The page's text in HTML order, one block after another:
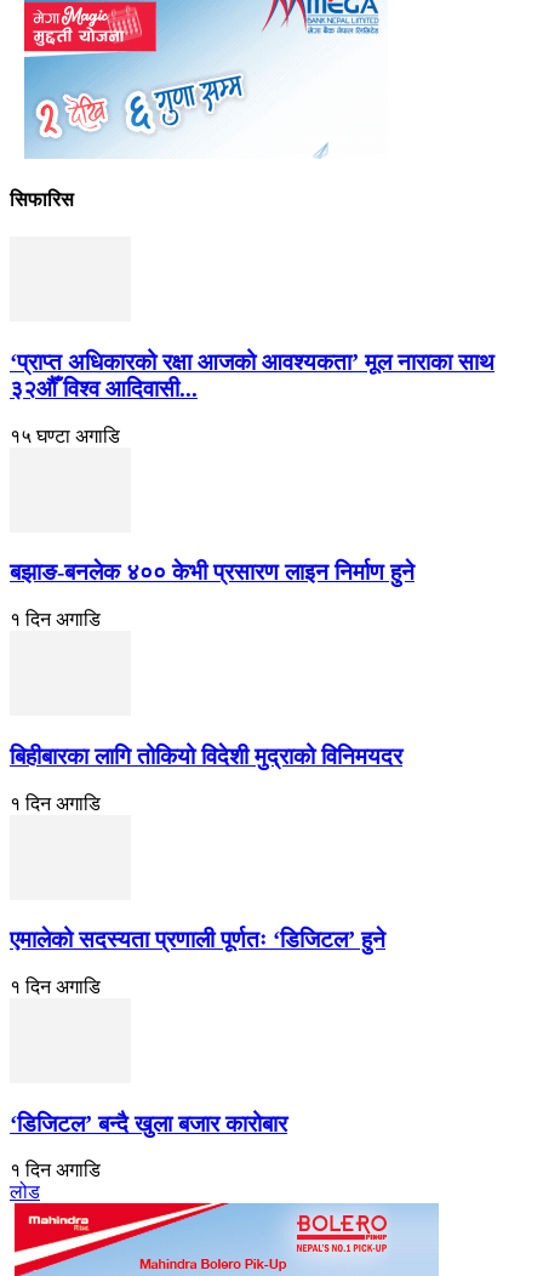
सिफारिस
‘प्राप्त अधिकारको रक्षा आजको आवश्यकता’ मूल नाराका साथ
३२औँ विश्व आदिवासी...
१५ घण्टा अगाडि
बझाङ-बनलेक ४०० केभी प्रसारण लाइन निर्माण हुने
१ दिन अगाडि
बिहीबारका लागि तोकियो विदेशी मुद्राको विनिमयदर
१ दिन अगाडि
एमालेको सदस्यता प्रणाली पूर्णतः ‘डिजिटल’ हुने
१ दिन अगाडि
‘डिजिटल’ बन्दै खुला बजार कारोबार
१ दिन अगाडि
लोड